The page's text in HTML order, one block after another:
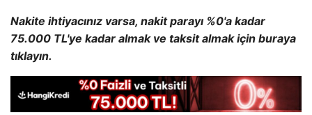
Nakite ihtiyacınız varsa, nakit parayı %0'a kadar
75.000 TL'ye kadar almak ve taksit almak için buraya
tıklayın.